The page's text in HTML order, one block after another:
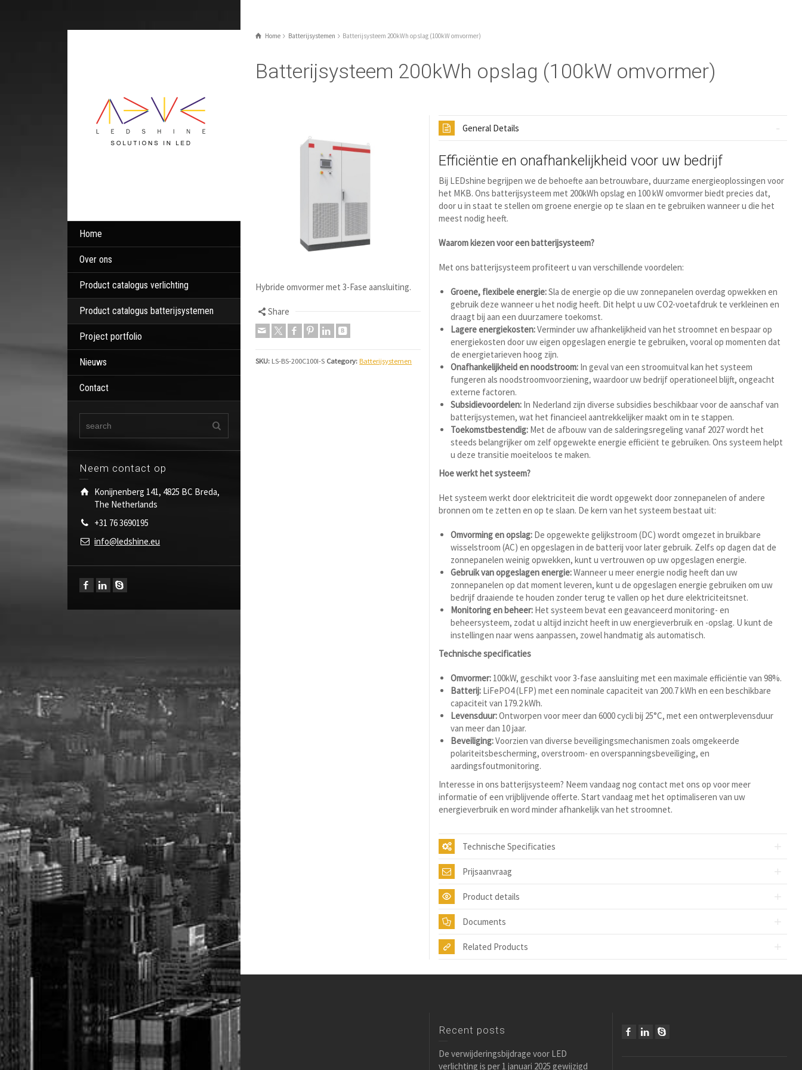
Home
Over ons
Product catalogus verlichting
Product catalogus batterijsystemen
Project portfolio
Nieuws
Contact
Neem contact op
Konijnenberg 141, 4825 BC Breda,
The Netherlands
+31 76 3690195
info@ledshine.eu
Home Batterijsystemen Batterijsysteem 200kWh opslag (100kW omvormer)
Batterijsysteem 200kWh opslag (100kW omvormer)
Hybride omvormer met 3-Fase aansluiting.
Share
SKU: LS-BS-200C100I-S Category: Batterijsystemen
General Details
Efficiëntie en onafhankelijkheid voor uw bedrijf
Bij LEDshine begrijpen we de behoefte aan betrouwbare, duurzame energieoplossingen voor
het MKB. Ons batterijsysteem met 200kWh opslag en 100 kW omvormer biedt precies dat,
door u in staat te stellen om groene energie op te slaan en te gebruiken wanneer u die het
meest nodig heeft.
Waarom kiezen voor een batterijsysteem?
Met ons batterijsysteem profiteert u van verschillende voordelen:
Groene, flexibele energie:Sla de energie op die uw zonnepanelen overdag opwekken en
gebruik deze wanneer u het nodig heeft. Dit helpt u uw CO2-voetafdruk te verkleinen en
draagt bij aan een duurzamere toekomst.
Lagere energiekosten:Verminder uw afhankelijkheid van het stroomnet en bespaar op
energiekosten door uw eigen opgeslagen energie te gebruiken, vooral op momenten dat
de energietarieven hoog zijn.
Onafhankelijkheid en noodstroom: In geval van een stroomuitval kan het systeem
fungeren als noodstroomvoorziening, waardoor uw bedrijf operationeel blijft, ongeacht
externe factoren.
Subsidievoordelen: In Nederland zijn diverse subsidies beschikbaar voor de aanschaf van
batterijsystemen, wat het financieel aantrekkelijker maakt om in te stappen.
Toekomstbestendig: Met de afbouw van de salderingsregeling vanaf 2027 wordt het
steeds belangrijker om zelf opgewekte energie efficiënt te gebruiken. Ons systeem helpt
u deze transitie moeiteloos te maken.
Hoe werkt het systeem?
Het systeem werkt door elektriciteit die wordt opgewekt door zonnepanelen of andere
bronnen om te zetten en op te slaan. De kern van het systeem bestaat uit:
Omvorming en opslag: De opgewekte gelijkstroom (DC) wordt omgezet in bruikbare
wisselstroom (AC) en opgeslagen in de batterij voor later gebruik. Zelfs op dagen dat de
zonnepanelen weinig opwekken, kunt u vertrouwen op uw opgeslagen energie.
Gebruik van opgeslagen energie:Wanneer u meer energie nodig heeft dan uw
zonnepanelen op dat moment leveren, kunt u de opgeslagen energie gebruiken om uw
bedrijf draaiende te houden zonder terug te vallen op het dure elektriciteitsnet.
Monitoring en beheer: Het systeem bevat een geavanceerd monitoring- en
beheersysteem, zodat u altijd inzicht heeft in uw energieverbruik en -opslag. U kunt de
instellingen naar wens aanpassen, zowel handmatig als automatisch.
Technische specificaties
Omvormer: 100kW, geschikt voor 3-fase aansluiting met een maximale efficiëntie van 98%.
Batterij: LiFePO4 (LFP) met een nominale capaciteit van 200.7 kWh en een beschikbare
capaciteit van 179.2 kWh.
Levensduur:Ontworpen voor meer dan 6000 cycli bij 25°C, met een ontwerplevensduur
van meer dan 10 jaar.
Beveiliging:Voorzien van diverse beveiligingsmechanismen zoals omgekeerde
polariteitsbescherming, overstroom- en overspanningsbeveiliging, en
aardingsfoutmonitoring.
Interesse in ons batterijsysteem? Neem vandaag nog contact met ons op voor meer
informatie of een vrijblijvende offerte. Start vandaag met het optimaliseren van uw
energieverbruik en word minder afhankelijk van het stroomnet.
Technische Specificaties
Prijsaanvraag
Product details
Documents
Related Products
Recent posts
De verwijderingsbijdrage voor LED
verlichting is per 1 januari 2025 gewijzigd